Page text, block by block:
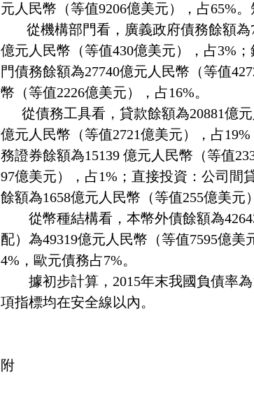
元人民幣（等值9206億美元），占65%
從機構部門看，廣義政府債務餘額為
億元人民幣（等值430億美元），占3%
門債務餘額為27740億元人民幣（等值
幣（等值2226億美元），占16%。
從債務工具看，貸款餘額為20881億
億元人民幣（等值2721億美元），占19%
務證券餘額為15139 億元人民幣（等值
97億美元），占1% ；直接投資：公司間
餘額為1658億元人民幣（等值255億美元
從幣種結構看，本幣外債餘額為
配）為49319億元人民幣（等值7595億美
4% ，歐元債務占7%。
據初步計算， 2015年末我國負債率為
項指標均在安全線以內。
附